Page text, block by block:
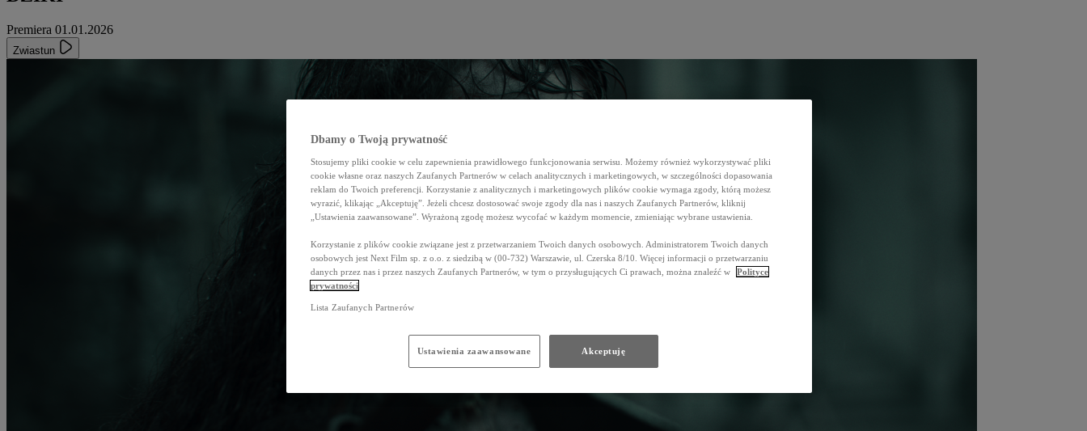
Premiera 01.01.2026
Zwiastun
Dbamy o Twoją prywatność
Stosujemy pliki cookie w celu zapewnienia prawidłowego funkcjonowania serwisu. Możemy również wykorzystywać pliki
cookie własne oraz naszych Zaufanych Partnerów w celach analitycznych i marketingowych, w szczególności dopasowania
reklam do Twoich preferencji. Korzystanie z analitycznych i marketingowych plików cookie wymaga zgody, którą możesz
wyrazić, klikając „Akceptuję”. Jeżeli chcesz dostosować swoje zgody dla nas i naszych Zaufanych Partnerów, kliknij
„Ustawienia zaawansowane”. Wyrażoną zgodę możesz wycofać w każdym momencie, zmieniając wybrane ustawienia.
Korzystanie z plików cookie związane jest z przetwarzaniem Twoich danych osobowych. Administratorem Twoich danych
osobowych jest Next Film sp. z o.o. z siedzibą w (00-732) Warszawie, ul. Czerska 8/10. Więcej informacji o przetwarzaniu
danych przez nas i przez naszych Zaufanych Partnerów, w tym o przysługujących Ci prawach, można znaleźć w
Polityce
prywatności
Lista Zaufanych Partnerów
Ustawienia zaawansowane Akceptuję